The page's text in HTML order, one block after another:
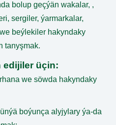
bolup geçýän wakalar, ,
sergiler, ýarmarkalar,
beýlekiler hakyndaky
tanyşmak.
edijiler üçin:
we söwda hakyndaky
boýunça alyjylary ýa-da